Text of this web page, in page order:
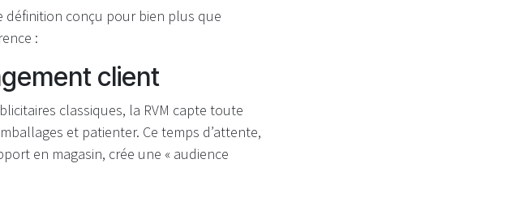
définition conçu pour bien plus que
:
client
classiques, la RVM capte toute
et patienter. Ce temps d’attente,
en magasin, crée une « audience